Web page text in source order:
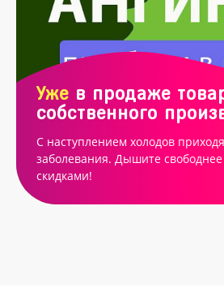
Уже в продаже
собственного
С наступлением холодов
заболевания. Дышите
скидками!